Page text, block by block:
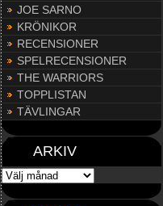
JOE SARNO
KRÖNIKOR
RECENSIONER
SPELRECENSIONER
THE WARRIORS
TOPPLISTAN
TÄVLINGAR
ARKIV
ARKIV